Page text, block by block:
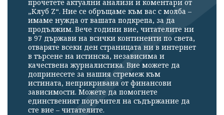
прочетете актуални анализи и коментари от
„Клуб Z“. Ние се обръщаме към вас с молба –
имаме нужда от вашата подкрепа, за да
продължим. Вече години вие, читателите ни
в 97 държави на всички континенти по света,
отваряте всеки ден страницата ни в интернет
в търсене на истинска, независима и
качествена журналистика. Вие можете да
допринесете за нашия стремеж към
истината, неприкривана от финансови
зависимости. Можете да помогнете
единственият поръчител на съдържание да
сте вие – читателите.